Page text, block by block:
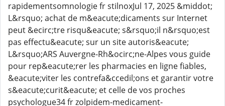
rapidementsomnologie fr stilnoxJul 17, 2025 &middot;
L&rsquo; achat de m&eacute;dicaments sur Internet
peut &ecirc;tre risqu&eacute; s&rsquo;il n&rsquo;est
pas effectu&eacute; sur un site autoris&eacute;
L&rsquo;ARS Auvergne-Rh&ocirc;ne-Alpes vous guide
pour rep&eacute;rer les pharmacies en ligne fiables,
&eacute;viter les contrefa&ccedil;ons et garantir votre
s&eacute;curit&eacute; et celle de vos proches
psychologue34 fr zolpidem-medicament-